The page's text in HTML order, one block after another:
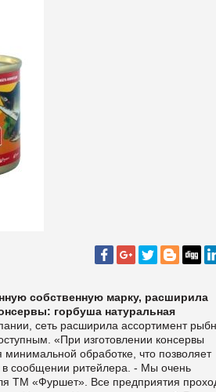
собственную марку, расширила
горбуша натуральная
сеть расширила ассортимент
«При изготовлении консервы
минимальной обработке, что позволяет
в сообщении ритейлера. - Мы очень
ТМ «Фуршет». Все предприятия